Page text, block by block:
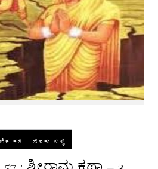
ಕತೆ ಬೆಳಕು-ಬಳ್ಳಿ